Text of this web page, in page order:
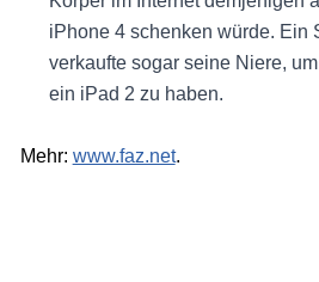
iPhone 4 schenken würde. Ein
verkaufte sogar seine Niere,
ein iPad 2 zu haben.
Mehr: www.faz.net.